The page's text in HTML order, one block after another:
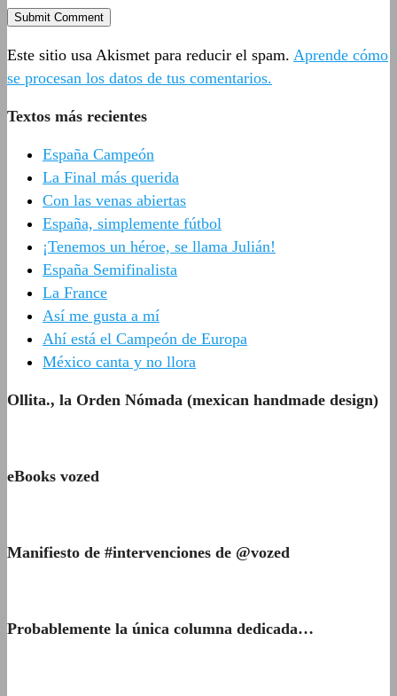
Este sitio usa Akismet para reducir el spam. Aprende cómo
se procesan los datos de tus comentarios.
Textos más recientes
España Campeón
La Final más querida
Con las venas abiertas
España, simplemente fútbol
¡Tenemos un héroe, se llama Julián!
España Semifinalista
La France
Así me gusta a mí
Ahí está el Campeón de Europa
México canta y no llora
Ollita., la Orden Nómada (mexican handmade design)
eBooks vozed
Manifiesto de #intervenciones de @vozed
Probablemente la única columna dedicada…